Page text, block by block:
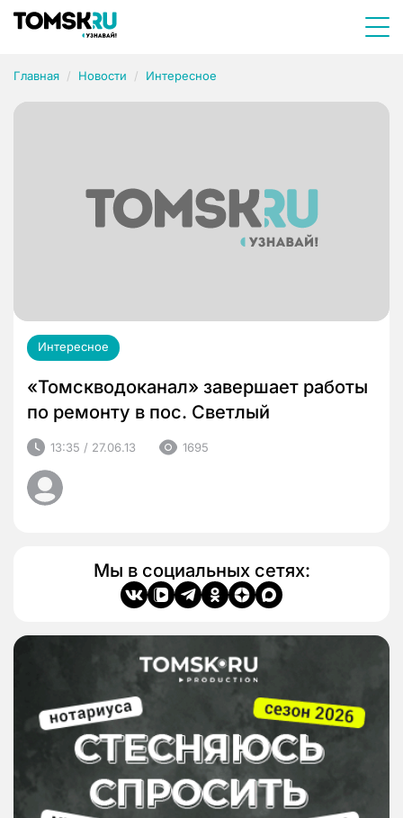
Главная Новости Интересное
Интересное
«Томскводоканал» завершает работы
по ремонту в пос. Светлый
13:35 / 27.06.13 1695
Мы в социальных сетях: